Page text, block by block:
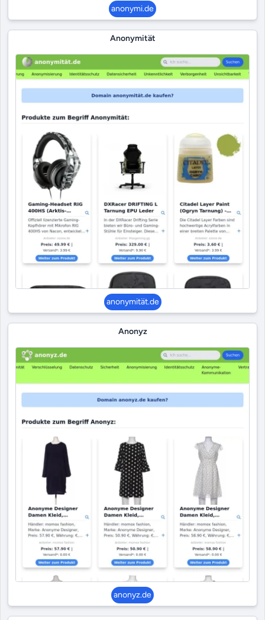
anonymi.de
Anonymität
anonymität.de
Anonyz
anonyz.de